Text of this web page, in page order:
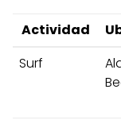
Actividad
Surf